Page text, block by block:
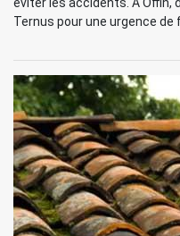
Ternus pour une urgence de